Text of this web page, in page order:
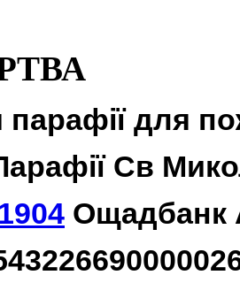
парафії для
Св
Ощадбанк